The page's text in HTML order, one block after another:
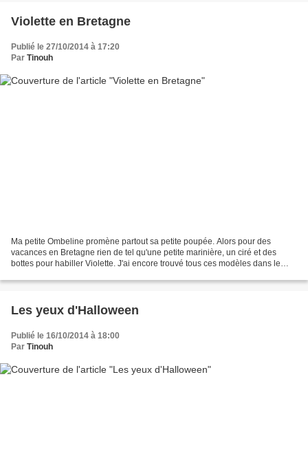
Violette en Bretagne
Publié le 27/10/2014 à 17:20
Par Tinouh
Ma petite Ombeline promène partout sa petite poupée. Alors pour des
vacances en Bretagne rien de tel qu'une petite marinière, un ciré et des
bottes pour habiller Violette. J'ai encore trouvé tous ces modèles dans le
Les yeux d'Halloween
Publié le 16/10/2014 à 18:00
Par Tinouh